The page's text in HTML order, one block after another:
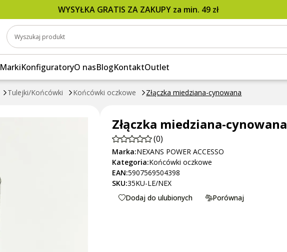
WYSYŁKA GRATIS ZA ZAKUPY za min. 49 zł
Wyszukaj produkt
MarkiKonfiguratoryO nasBlogKontaktOutlet
Tulejki/Końcówki Końcówki oczkowe Złączka miedziana-cynowana
Złączka miedziana-cynowana
(0)
Marka:NEXANS POWER ACCESSO
Kategoria:Końcówki oczkowe
EAN:5907569504398
SKU:35KU-LE/NEX
Dodaj do ulubionych
Porównaj